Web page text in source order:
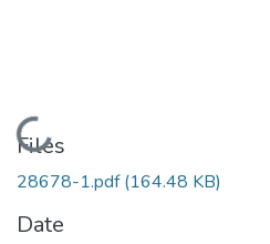
Loading...
Files
28678-1.pdf(164.48 KB)
Date